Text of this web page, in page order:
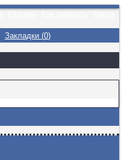
Закладки (0)